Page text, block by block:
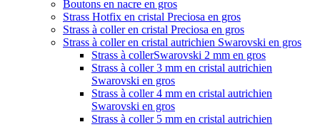
Boutons en nacre en gros
Strass Hotfix en cristal Preciosa en gros
Strass à coller en cristal Preciosa en gros
Strass à coller en cristal autrichien Swarovski en gros
Strass à collerSwarovski 2 mm en gros
Strass à coller 3 mm en cristal autrichien
Swarovski en gros
Strass à coller 4 mm en cristal autrichien
Swarovski en gros
Strass à coller 5 mm en cristal autrichien